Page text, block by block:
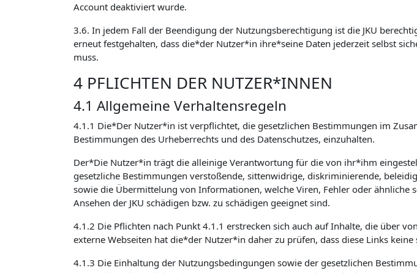
Account deaktiviert wurde.
3.6. In jedem Fall der Beendigung der Nutzungsberechtigung ist die JKU
erneut festgehalten, dass die*der Nutzer*in ihre*seine Daten jederzeit selbst
muss.
4 PFLICHTEN DER NUTZER*INNEN
4.1 Allgemeine Verhaltensregeln
4.1.1 Die*Der Nutzer*in ist verpflichtet, die gesetzlichen Bestimmungen im
Bestimmungen des Urheberrechts und des Datenschutzes, einzuhalten.
Der*Die Nutzer*in trägt die alleinige Verantwortung für die von ihr*ihm
gesetzliche Bestimmungen verstoßende, sittenwidrige, diskriminierende,
sowie die Übermittelung von Informationen, welche Viren, Fehler oder ähnliche
Ansehen der JKU schädigen bzw. zu schädigen geeignet sind.
4.1.2 Die Pflichten nach Punkt 4.1.1 erstrecken sich auch auf Inhalte, die über
externe Webseiten hat die*der Nutzer*in daher zu prüfen, dass diese Links
4.1.3 Die Einhaltung der Nutzungsbedingungen sowie der gesetzlichen